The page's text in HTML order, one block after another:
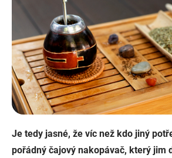
Je tedy jasné, že víc než kdo jiný
pořádný čajový nakopávač, který jim